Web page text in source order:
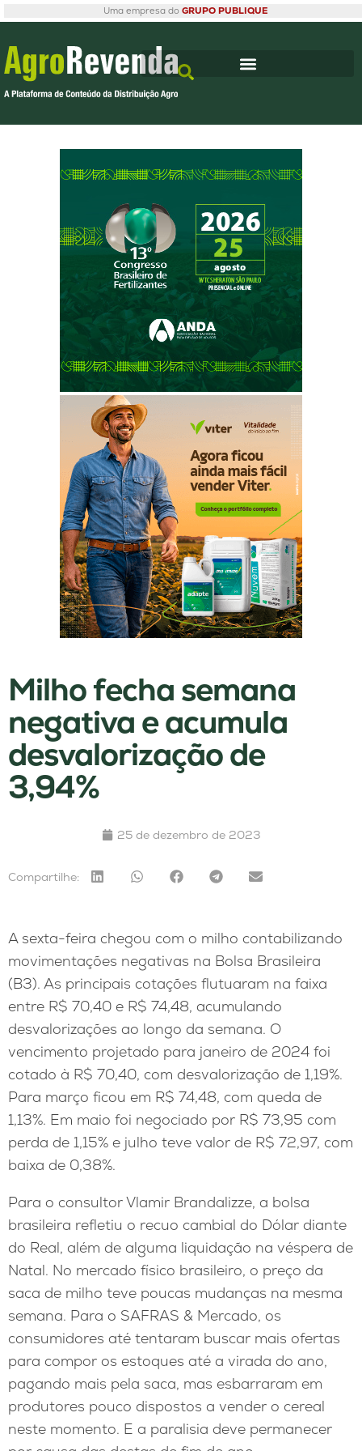
Uma empresa do GRUPO PUBLIQUE
Milho fecha semana
negativa e acumula
desvalorização de
3,94%
25 de dezembro de 2023
Compartilhe:
A sexta-feira chegou com o milho contabilizando
movimentações negativas na Bolsa Brasileira
(B3). As principais cotações flutuaram na faixa
entre R$ 70,40 e R$ 74,48, acumulando
desvalorizações ao longo da semana. O
vencimento projetado para janeiro de 2024 foi
cotado à R$ 70,40, com desvalorização de 1,19%.
Para março ficou em R$ 74,48, com queda de
1,13%. Em maio foi negociado por R$ 73,95 com
perda de 1,15% e julho teve valor de R$ 72,97, com
baixa de 0,38%.
Para o consultor Vlamir Brandalizze, a bolsa
brasileira refletiu o recuo cambial do Dólar diante
do Real, além de alguma liquidação na véspera de
Natal. No mercado físico brasileiro, o preço da
saca de milho teve poucas mudanças na mesma
semana. Para o SAFRAS & Mercado, os
consumidores até tentaram buscar mais ofertas
para compor os estoques até a virada do ano,
pagando mais pela saca, mas esbarraram em
produtores pouco dispostos a vender o cereal
neste momento. E a paralisia deve permanecer